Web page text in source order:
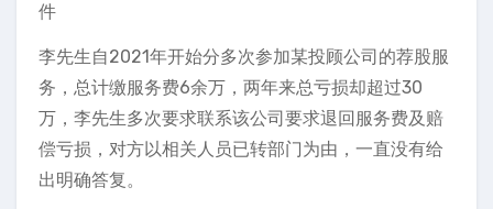
件
李先生自2021年开始分多次参加某投顾公司的荐股服
务，总计缴服务费6余万，两年来总亏损却超过30
万，李先生多次要求联系该公司要求退回服务费及赔
偿亏损，对方以相关人员已转部门为由，一直没有给
出明确答复。